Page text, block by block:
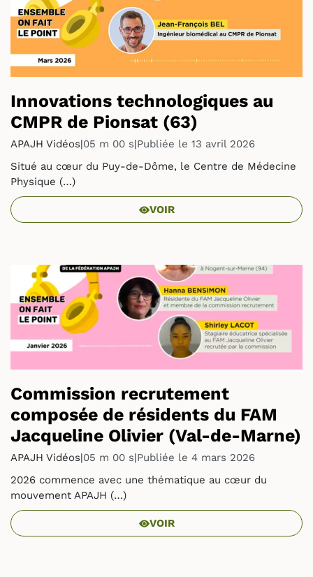
Innovations technologiques au
CMPR de Pionsat (63)
APAJH Vidéos|05 m 00 s|Publiée le 13 avril 2026
Situé au cœur du Puy-de-Dôme, le Centre de Médecine
Physique (…)
VOIR
Commission recrutement
composée de résidents du FAM
Jacqueline Olivier (Val-de-Marne)
APAJH Vidéos|05 m 00 s|Publiée le 4 mars 2026
2026 commence avec une thématique au cœur du
mouvement APAJH (…)
VOIR